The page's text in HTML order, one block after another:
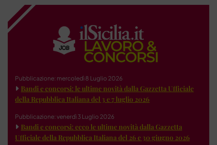
Pubblicazione: mercoledì 8 Luglio 2026
Bandi e concorsi: le ultime novità dalla Gazzetta Ufficiale
della Repubblica Italiana del 3 e 7 luglio 2026
Pubblicazione: venerdì 3 Luglio 2026
Bandi e concorsi: ecco le ultime novità dalla Gazzetta
Ufficiale della Repubblica Italiana del 26 e 30 giugno 2026